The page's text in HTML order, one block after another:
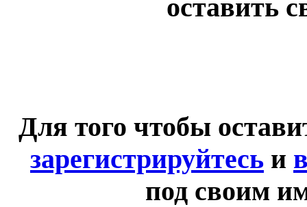
оставить
Для того чтобы
зарегистрируйтесь и
под своим